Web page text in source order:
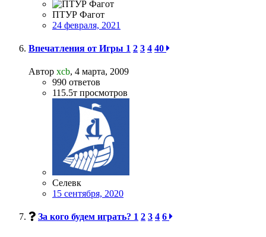
ПТУР Фагот
24 февраля, 2021
Впечатления от Игры 1 2 3 4 40
Автор xcb, 4 марта, 2009
990 ответов
115.5т просмотров
Селевк
15 сентября, 2020
За кого будем играть? 1 2 3 4 6